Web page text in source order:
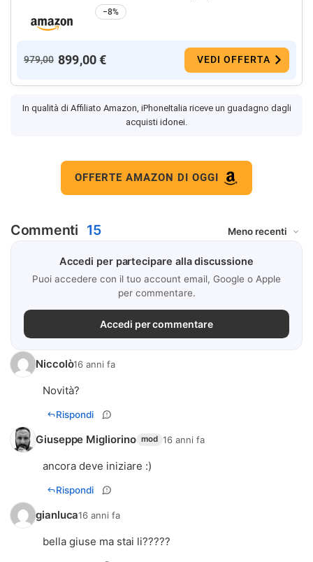
−8%
979,00 899,00 € VEDI OFFERTA
In qualità di Affiliato Amazon, iPhoneItalia riceve un guadagno dagli
acquisti idonei.
OFFERTE AMAZON DI OGGI
Commenti 15
Accedi per partecipare alla discussione
Puoi accedere con il tuo account email, Google o Apple
per commentare.
Accedi per commentare
Niccolò16 anni fa
Novità?
Rispondi
Giuseppe Migliorino mod 16 anni fa
ancora deve iniziare :)
Rispondi
gianluca16 anni fa
bella giuse ma stai li?????